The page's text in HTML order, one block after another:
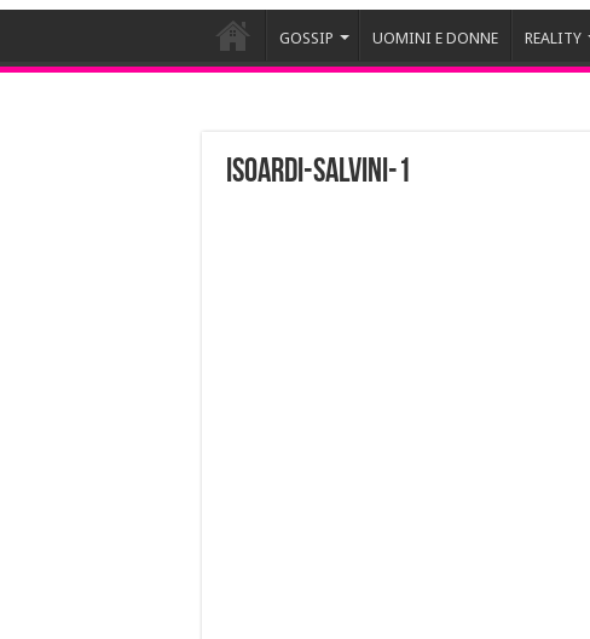
GOSSIP UOMINI E DONNE REALITY
Isoardi-Salvini-1